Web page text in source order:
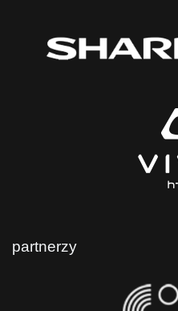
partnerzy